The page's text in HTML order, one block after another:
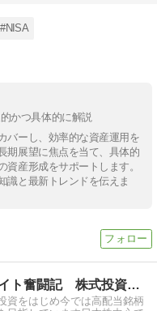
#NISA
かつ具体的に解説
バーし、効率的な資産運用を
期展望に焦点を当て、具体的
産形成をサポートします。
識と最新トレンドを伝えま
進化したアフィリエイト奮闘記 株式投資はじめました２
資をはじめ今では高配当銘柄